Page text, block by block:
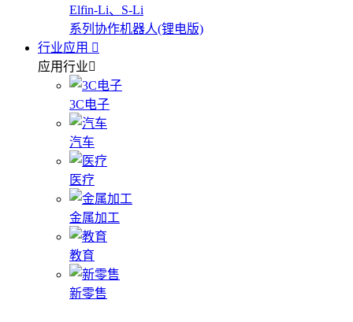
Elfin-Li、S-Li
系列协作机器人(锂电版)
行业应用
应用行业
3C电子
汽车
医疗
金属加工
教育
新零售